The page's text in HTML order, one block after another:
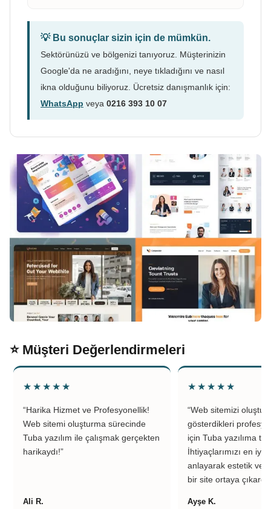
💡 Bu sonuçlar sizin için de mümkün.
Sektörünüzü ve bölgenizi tanıyoruz. Müşterinizin
Google'da ne aradığını, neye tıkladığını ve nasıl
ikna olduğunu biliyoruz. Ücretsiz danışmanlık için:
WhatsApp veya 0216 393 10 07
⭐ Müşteri Değerlendirmeleri
★★★★★
“Harika Hizmet ve Profesyonellik!
Web sitemi oluşturma sürecinde
Tuba yazılım ile çalışmak gerçekten
harikaydı!”
Ali R.
★★★★★
“Web sitemizi
gösterdikleri
için Tuba yazılıma
İhtiyaçlarımızı en iyi
anlayarak estetik ve
bir site ortaya
Ayşe K.